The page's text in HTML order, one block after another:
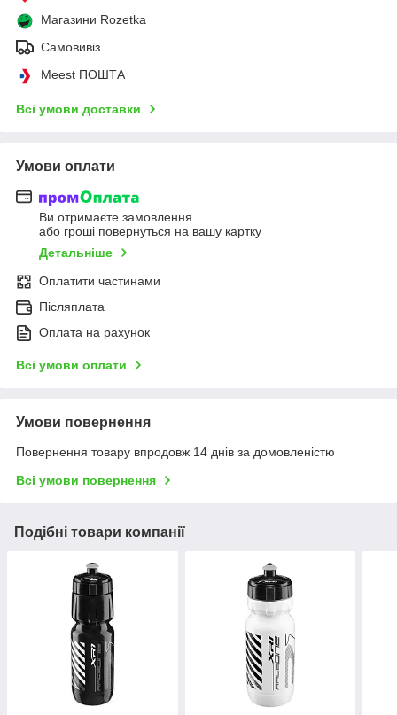
Магазини Rozetka
Самовивіз
Meest ПОШТА
Всі умови доставки
Умови оплати
Ви отримаєте замовлення
або гроші повернуться на вашу картку
Детальніше
Оплатити частинами
Післяплата
Оплата на рахунок
Всі умови оплати
Умови повернення
Повернення товару впродовж 14 днів за домовленістю
Всі умови повернення
Подібні товари компанії